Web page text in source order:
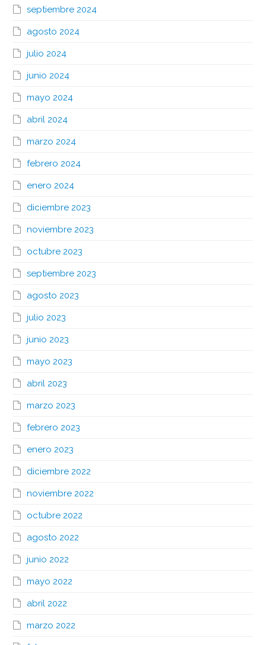
septiembre 2024
agosto 2024
julio 2024
junio 2024
mayo 2024
abril 2024
marzo 2024
febrero 2024
enero 2024
diciembre 2023
noviembre 2023
octubre 2023
septiembre 2023
agosto 2023
julio 2023
junio 2023
mayo 2023
abril 2023
marzo 2023
febrero 2023
enero 2023
diciembre 2022
noviembre 2022
octubre 2022
agosto 2022
junio 2022
mayo 2022
abril 2022
marzo 2022